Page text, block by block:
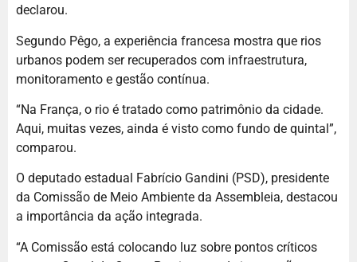
declarou.
Segundo Pêgo, a experiência francesa mostra que rios
urbanos podem ser recuperados com infraestrutura,
monitoramento e gestão contínua.
“Na França, o rio é tratado como patrimônio da cidade.
Aqui, muitas vezes, ainda é visto como fundo de quintal”,
comparou.
O deputado estadual Fabrício Gandini (PSD), presidente
da Comissão de Meio Ambiente da Assembleia, destacou
a importância da ação integrada.
“A Comissão está colocando luz sobre pontos críticos